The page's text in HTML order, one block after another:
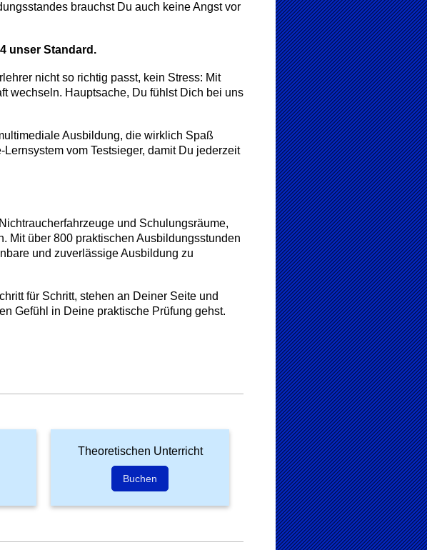
brauchst Du auch keine Angst vor
unser Standard.
nicht so richtig passt, kein Stress: Mit
wechseln. Hauptsache, Du fühlst Dich bei uns
Ausbildung, die wirklich Spaß
vom Testsieger, damit Du jederzeit
und Schulungsräume,
Mit über 800 praktischen Ausbildungsstunden
und zuverlässige Ausbildung zu
für Schritt, stehen an Deiner Seite und
Gefühl in Deine praktische Prüfung gehst.
Theoretischen Unterricht
Buchen